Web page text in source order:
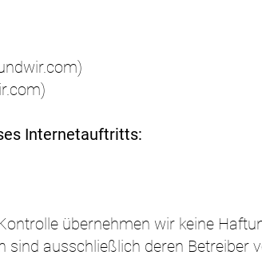
)
)
Internetauftritts:
übernehmen wir keine
sind ausschließlich deren Betreiber